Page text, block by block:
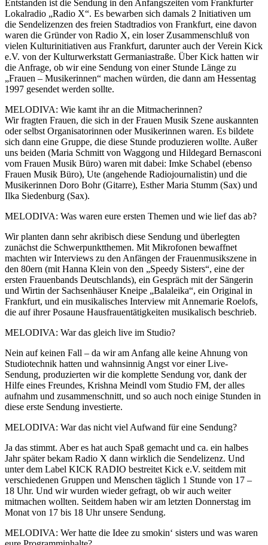
Entstanden ist die Sendung in den Anfangszeiten vom Frankfurter
Lokalradio „Radio X“. Es bewarben sich damals 2 Initiativen um
die Sendelizenzen des freien Stadtradios von Frankfurt, eine davon
waren die Gründer von Radio X, ein loser Zusammenschluß von
vielen Kulturinitiativen aus Frankfurt, darunter auch der Verein Kick
e.V. von der Kulturwerkstatt Germaniastraße. Über Kick hatten wir
die Anfrage, ob wir eine Sendung von einer Stunde Länge zu
„Frauen – Musikerinnen“ machen würden, die dann am Hessentag
1997 gesendet werden sollte.
MELODIVA: Wie kamt ihr an die Mitmacherinnen?
Wir fragten Frauen, die sich in der Frauen Musik Szene auskannten
oder selbst Organisatorinnen oder Musikerinnen waren. Es bildete
sich dann eine Gruppe, die diese Stunde produzieren wollte. Außer
uns beiden (Maria Schmitt von Waggong und Hildegard Bernasconi
vom Frauen Musik Büro) waren mit dabei: Imke Schabel (ebenso
Frauen Musik Büro), Ute (angehende Radiojournalistin) und die
Musikerinnen Doro Bohr (Gitarre), Esther Maria Stumm (Sax) und
Ilka Siedenburg (Sax).
MELODIVA: Was waren eure ersten Themen und wie lief das ab?
Wir planten dann sehr akribisch diese Sendung und überlegten
zunächst die Schwerpunktthemen. Mit Mikrofonen bewaffnet
machten wir Interviews zu den Anfängen der Frauenmusikszene in
den 80ern (mit Hanna Klein von den „Speedy Sisters“, eine der
ersten Frauenbands Deutschlands), ein Gespräch mit der Sängerin
und Wirtin der Sachsenhäuser Kneipe „Balaleika“, ein Original in
Frankfurt, und ein musikalisches Interview mit Annemarie Roelofs,
die auf ihrer Posaune Hausfrauentätigkeiten musikalisch beschrieb.
MELODIVA: War das gleich live im Studio?
Nein auf keinen Fall – da wir am Anfang alle keine Ahnung von
Studiotechnik hatten und wahnsinnig Angst vor einer Live-
Sendung, produzierten wir die komplette Sendung vor, dank der
Hilfe eines Freundes, Krishna Meindl vom Studio FM, der alles
aufnahm und zusammenschnitt, und so auch noch einige Stunden in
diese erste Sendung investierte.
MELODIVA: War das nicht viel Aufwand für eine Sendung?
Ja das stimmt. Aber es hat auch Spaß gemacht und ca. ein halbes
Jahr später bekam Radio X dann wirklich die Sendelizenz. Und
unter dem Label KICK RADIO bestreitet Kick e.V. seitdem mit
verschiedenen Gruppen und Menschen täglich 1 Stunde von 17 –
18 Uhr. Und wir wurden wieder gefragt, ob wir auch weiter
mitmachen wollten. Seitdem haben wir am letzten Donnerstag im
Monat von 17 bis 18 Uhr unsere Sendung.
MELODIVA: Wer hatte die Idee zu smokin‘ sisters und was waren